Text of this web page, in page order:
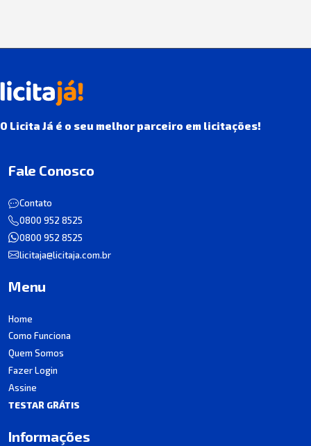
O Licita Já é o seu melhor parceiro em licitações!
Fale Conosco
Contato
0800 952 8525
0800 952 8525
licitaja@licitaja.com.br
Menu
Home
Como Funciona
Quem Somos
Fazer Login
Assine
TESTAR GRÁTIS
Informações